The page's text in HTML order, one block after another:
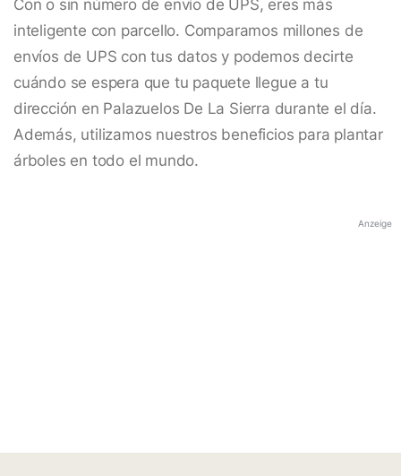
Con o sin número de envío de UPS, eres más
inteligente con parcello. Comparamos millones de
envíos de UPS con tus datos y podemos decirte
cuándo se espera que tu paquete llegue a tu
dirección en Palazuelos De La Sierra durante el día.
Además, utilizamos nuestros beneficios para plantar
árboles en todo el mundo.
Anzeige